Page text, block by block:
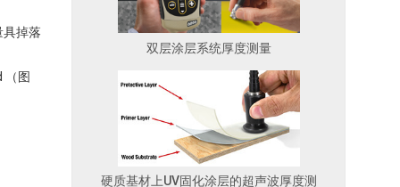
掉落
（图
双层涂层系统厚度测量
硬质基材上UV固化涂层的超声波厚度测